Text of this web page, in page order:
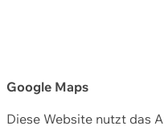
Google Maps
Diese Website nutzt das